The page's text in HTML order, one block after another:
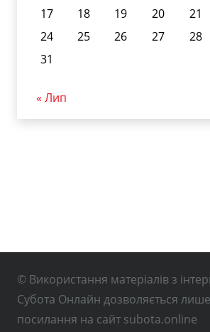
17
18 19 20 21
24
25 26 27 28
31
« Лип
© Використання матеріалів з
Субота Онлайн дозволяється
посилання на сайт subota.online